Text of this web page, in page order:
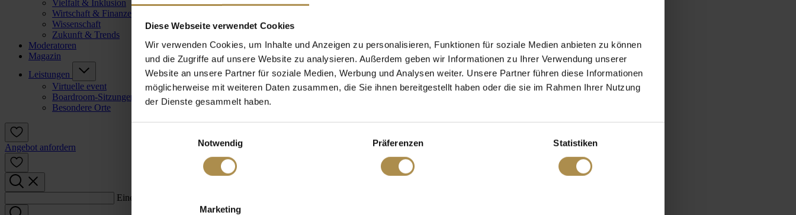
Diese Webseite verwendet Cookies
Wir verwenden Cookies, um Inhalte und Anzeigen zu personalisieren, Funktionen für soziale Medien anbieten zu können
und die Zugriffe auf unsere Website zu analysieren. Außerdem geben wir Informationen zu Ihrer Verwendung unserer
Website an unsere Partner für soziale Medien, Werbung und Analysen weiter. Unsere Partner führen diese Informationen
möglicherweise mit weiteren Daten zusammen, die Sie ihnen bereitgestellt haben oder die sie im Rahmen Ihrer Nutzung
der Dienste gesammelt haben.
Notwendig
Präferenzen Statistiken
Marketing
Vielfalt & Inklusion
Wirtschaft & Finanzen
Wissenschaft
Zukunft & Trends
Moderatoren
Magazin
Leistungen
Virtuelle event
Boardroom-Sitzungen
Besondere Orte
Angebot anfordern
Einen Suchbegriff eingeben: